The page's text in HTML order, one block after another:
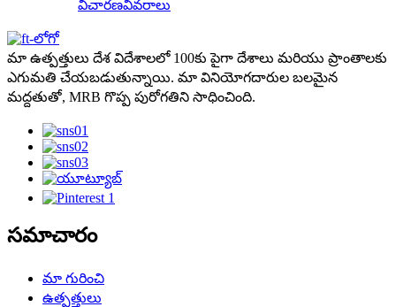
విచారణవివరాలు
మా ఉత్పత్తులు దేశ విదేశాలలో 100కు పైగా దేశాలు మరియు ప్రాంతాలకు
ఎగుమతి చేయబడుతున్నాయి. మా వినియోగదారుల బలమైన
మద్దతుతో, MRB గొప్ప పురోగతిని సాధించింది.
సమాచారం
మా గురించి
ఉత్పత్తులు